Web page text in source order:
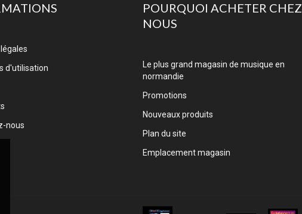
d'utilisation
nous
POURQUOI ACHETER CHEZ
NOUS
Le plus grand magasin de musique en
normandie
Promotions
Nouveaux produits
Plan du site
Emplacement magasin